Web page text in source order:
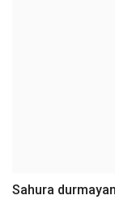
Sahura